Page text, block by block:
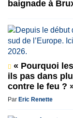
baignade à
« Pourquoi
ils pas dans
contre le feu ?
Par Eric Renette